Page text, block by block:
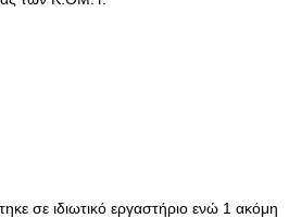
σε ιδιωτικό εργαστήριο ενώ 1 ακόμη